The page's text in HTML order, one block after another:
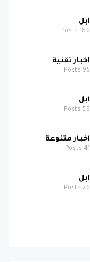
ابل
186
اخبار تقنية
95
ابل
58
اخبار متنوعة
41
ابل
26